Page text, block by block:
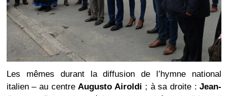
Les mêmes durant la diffusion de l’hymne national
italien – au centreAugusto Airoldi ; à sa droite :Jean-